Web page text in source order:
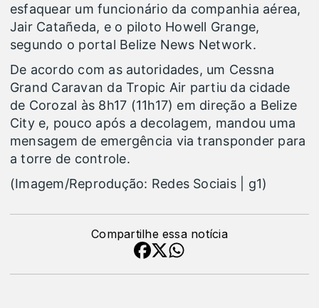
esfaquear um funcionário da companhia aérea,
Jair Catañeda, e o piloto Howell Grange,
segundo o portal Belize News Network.
De acordo com as autoridades, um Cessna
Grand Caravan da Tropic Air partiu da cidade
de Corozal às 8h17 (11h17) em direção a Belize
City e, pouco após a decolagem, mandou uma
mensagem de emergência via transponder para
a torre de controle.
(Imagem/Reprodução: Redes Sociais | g1)
Compartilhe essa notícia